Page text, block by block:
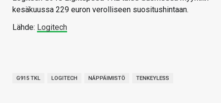
kesäkuussa 229 euron verolliseen suositushintaan.
Lähde: Logitech
G915 TKL LOGITECH NÄPPÄIMISTÖ TENKEYLESS